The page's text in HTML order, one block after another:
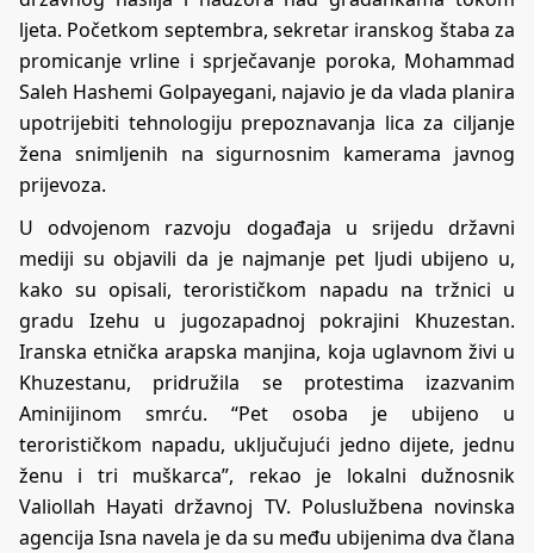
ljeta. Početkom septembra, sekretar iranskog štaba za
promicanje vrline i sprječavanje poroka, Mohammad
Saleh Hashemi Golpayegani, najavio je da vlada planira
upotrijebiti tehnologiju prepoznavanja lica za ciljanje
žena snimljenih na sigurnosnim kamerama javnog
prijevoza.
U odvojenom razvoju događaja u srijedu državni
mediji su objavili da je najmanje pet ljudi ubijeno u,
kako su opisali, terorističkom napadu na tržnici u
gradu Izehu u jugozapadnoj pokrajini Khuzestan.
Iranska etnička arapska manjina, koja uglavnom živi u
Khuzestanu, pridružila se protestima izazvanim
Aminijinom smrću. “Pet osoba je ubijeno u
terorističkom napadu, uključujući jedno dijete, jednu
ženu i tri muškarca”, rekao je lokalni dužnosnik
Valiollah Hayati državnoj TV. Poluslužbena novinska
agencija Isna navela je da su među ubijenima dva člana